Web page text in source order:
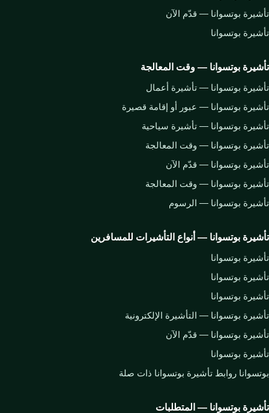
تأشيرة بوتسوانا — قدّم الآن
تأشيرة بوتسوانا
تأشيرة بوتسوانا — وقت المعالجة
تأشيرة بوتسوانا — تأشيرة أعمال
تأشيرة بوتسوانا — عبور أو إقامة قصيرة
تأشيرة بوتسوانا — تأشيرة سياحية
تأشيرة بوتسوانا — وقت المعالجة
تأشيرة بوتسوانا — قدّم الآن
تأشيرة بوتسوانا — وقت المعالجة
تأشيرة بوتسوانا — الرسوم
تأشيرة بوتسوانا — أنواع التأشيرات للمسافرين
تأشيرة بوتسوانا
تأشيرة بوتسوانا
تأشيرة بوتسوانا
تأشيرة بوتسوانا — التأشيرة الإلكترونية
تأشيرة بوتسوانا — قدّم الآن
تأشيرة بوتسوانا
بوتسوانا روابط تأشيرة بوتسوانا ذات صلة
تأشيرة بوتسوانا — المتطلبات